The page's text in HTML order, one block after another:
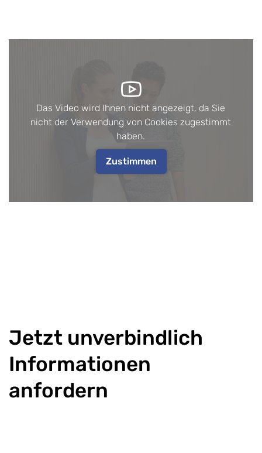
Das Video wird Ihnen nicht angezeigt, da Sie
nicht der Verwendung von Cookies zugestimmt
haben.
Zustimmen
Jetzt unverbindlich
Informationen
anfordern